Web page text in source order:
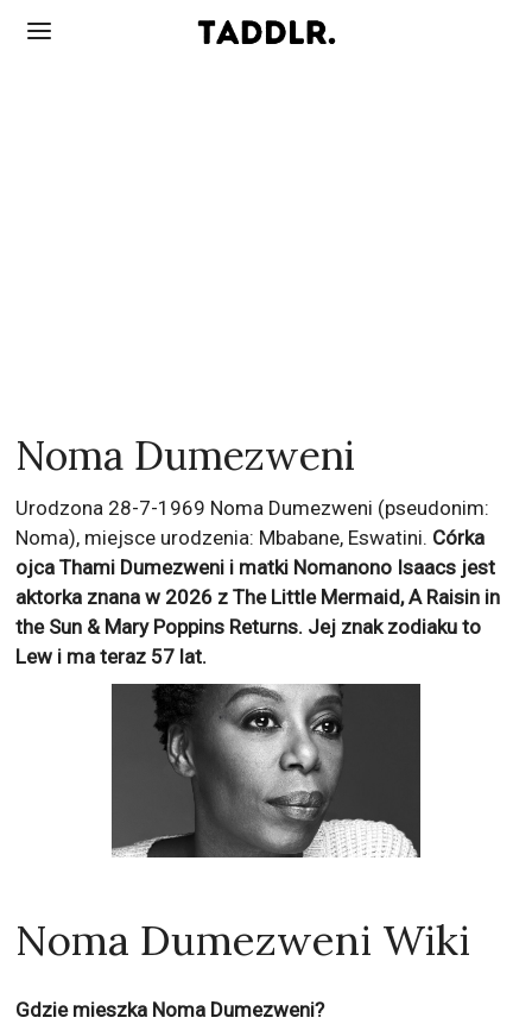
Noma Dumezweni
Urodzona 28-7-1969 Noma Dumezweni (pseudonim:
Noma), miejsce urodzenia: Mbabane, Eswatini. Córka
ojca Thami Dumezweni i matki Nomanono Isaacs jest
aktorka znana w 2026 zThe Little Mermaid, A Raisin in
the Sun & Mary Poppins Returns. Jej znak zodiaku to
Lew i ma teraz 57 lat.
Noma Dumezweni Wiki
Gdzie mieszka Noma Dumezweni?